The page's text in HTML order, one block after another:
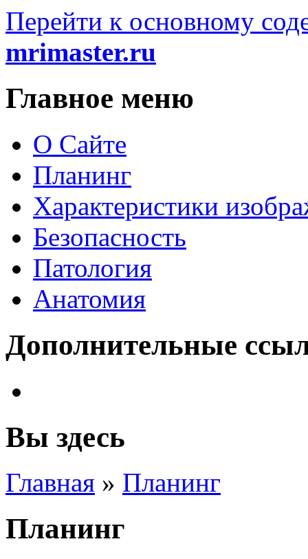
Перейти к основному
mrimaster.ru
Главное меню
О Сайте
Планинг
Характеристики
Безопасность
Патология
Анатомия
Дополнительные
Вы здесь
Главная » Планинг
Планинг